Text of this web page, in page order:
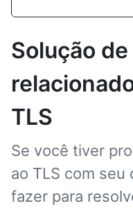
Solução
TLS
Se você tiver
ao TLS com
fazer para